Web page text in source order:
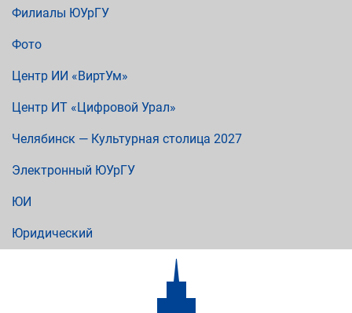
Филиалы ЮУрГУ
Фото
Центр ИИ «ВиртУм»
Центр ИТ «Цифровой Урал»
Челябинск — Культурная столица 2027
Электронный ЮУрГУ
ЮИ
Юридический